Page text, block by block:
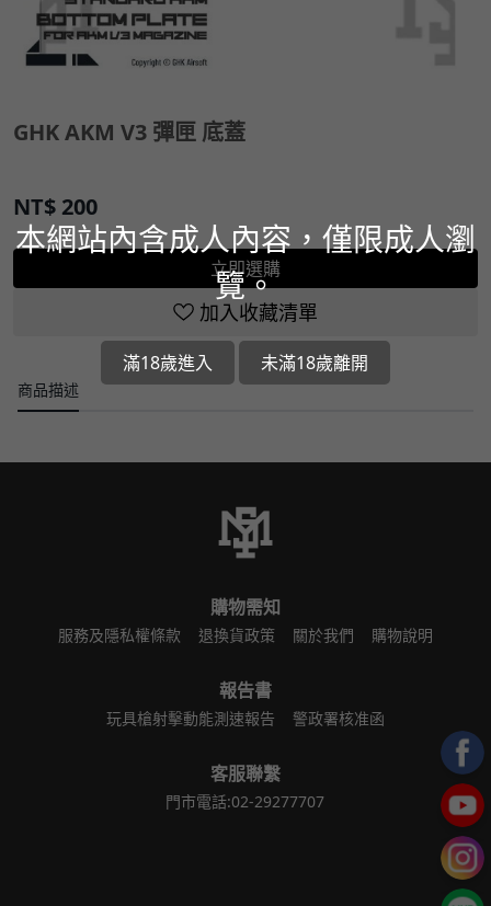
GHK AKM V3 彈匣 底蓋
NT$ 200
立即選購
加入收藏清單
商品描述
購物需知
服務及隱私權條款 退換貨政策 關於我們 購物說明
報告書
玩具槍射擊動能測速報告 警政署核准函
客服聯繫
門市電話:02-29277707
本網站內含成人內容，僅限成人瀏
覽。
滿18歲進入 未滿18歲離開